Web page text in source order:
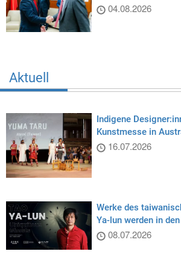
04.08.2026
Aktuell
Indigene
Kunstmesse in
16.07.2026
Werke des
Ya-lun werden in
08.07.2026